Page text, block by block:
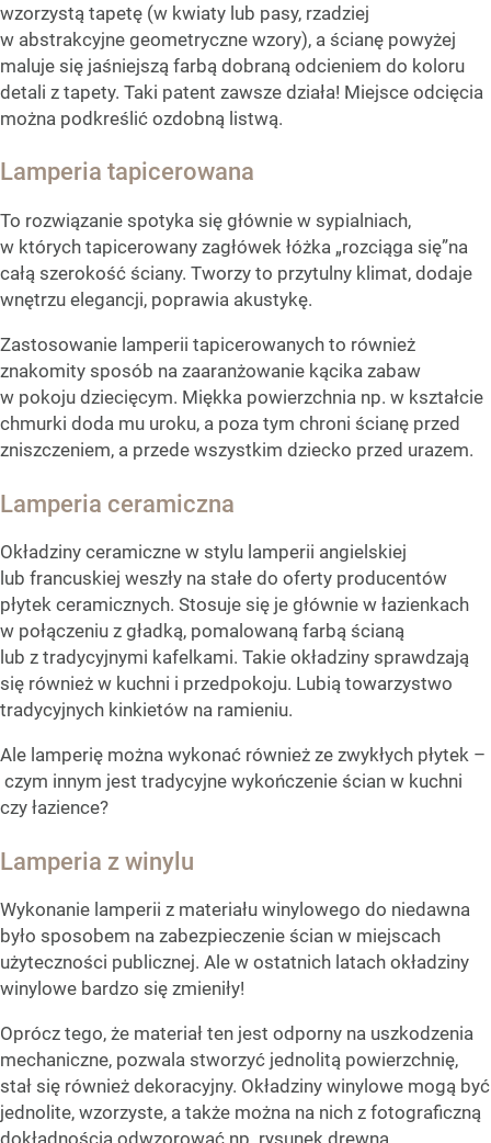
wzorzystą tapetę (w kwiaty lub pasy, rzadziej
w abstrakcyjne geometryczne wzory), a ścianę powyżej
maluje się jaśniejszą farbą dobraną odcieniem do koloru
detali z tapety. Taki patent zawsze działa! Miejsce odcięcia
można podkreślić ozdobną listwą.
Lamperia tapicerowana
To rozwiązanie spotyka się głównie w sypialniach,
w których tapicerowany zagłówek łóżka „rozciąga się”na
całą szerokość ściany. Tworzy to przytulny klimat, dodaje
wnętrzu elegancji, poprawia akustykę.
Zastosowanie lamperii tapicerowanych to również
znakomity sposób na zaaranżowanie kącika zabaw
w pokoju dziecięcym. Miękka powierzchnia np. w kształcie
chmurki doda mu uroku, a poza tym chroni ścianę przed
zniszczeniem, a przede wszystkim dziecko przed urazem.
Lamperia ceramiczna
Okładziny ceramiczne w stylu lamperii angielskiej
lub francuskiej weszły na stałe do oferty producentów
płytek ceramicznych. Stosuje się je głównie w łazienkach
w połączeniu z gładką, pomalowaną farbą ścianą
lub z tradycyjnymi kafelkami. Takie okładziny sprawdzają
się również w kuchni i przedpokoju. Lubią towarzystwo
tradycyjnych kinkietów na ramieniu.
Ale lamperię można wykonać również ze zwykłych płytek –
czym innym jest tradycyjne wykończenie ścian w kuchni
czy łazience?
Lamperia z winylu
Wykonanie lamperii z materiału winylowego do niedawna
było sposobem na zabezpieczenie ścian w miejscach
użyteczności publicznej. Ale w ostatnich latach okładziny
winylowe bardzo się zmieniły!
Oprócz tego, że materiał ten jest odporny na uszkodzenia
mechaniczne, pozwala stworzyć jednolitą powierzchnię,
stał się również dekoracyjny. Okładziny winylowe mogą być
jednolite, wzorzyste, a także można na nich z fotograficzną